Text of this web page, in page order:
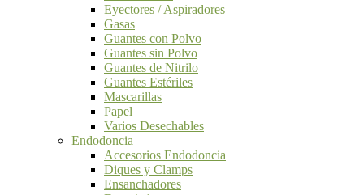
Eyectores / Aspiradores
Gasas
Guantes con Polvo
Guantes sin Polvo
Guantes de Nitrilo
Guantes Estériles
Mascarillas
Papel
Varios Desechables
Endodoncia
Accesorios Endodoncia
Diques y Clamps
Ensanchadores